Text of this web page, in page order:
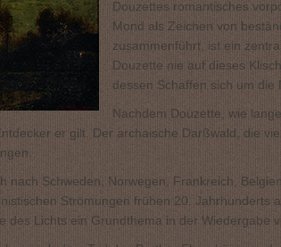
Douzettes romantisches
Mond als Zeichen von
zusammenführt, ist ein
Douzette nie auf dieses
dessen Schaffen sich um die
Nachdem Douzette, wie
er gilt. Der archaische Darßwald, die
nach Schweden, Norwegen, Frankreich,
Strömungen frühen 20.
des Lichts ein Grundthema in der Wiedergabe